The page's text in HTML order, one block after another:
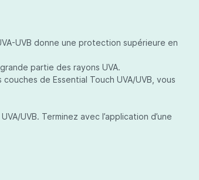
UVB donne une protection supérieure en
partie des rayons UVA.
de Essential Touch UVA/UVB, vous
UVB. Terminez avec l’application d’une